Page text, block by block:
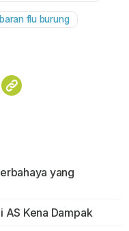
flu burung
yang
AS Kena Dampak